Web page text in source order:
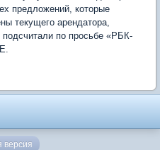
предложений, которые
текущего арендатора,
подсчитали по просьбе «РБК-
версия